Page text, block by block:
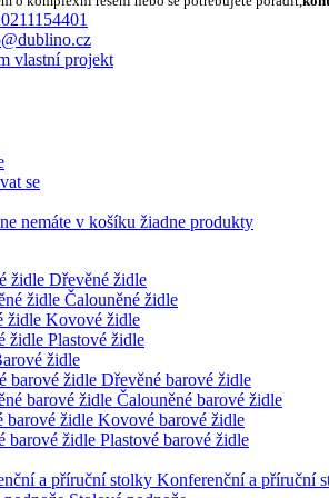
vlastní projekt
se
nemáte v košíku žiadne produkty
Dřevěné židle
Čalouněné židle
Kovové židle
Plastové židle
židle
Dřevěné barové židle
Čalouněné barové židle
Kovové barové židle
Plastové barové židle
Konferenční a příruční